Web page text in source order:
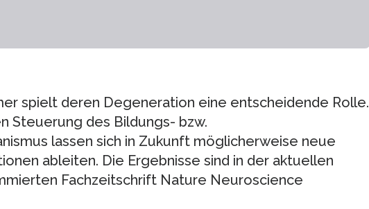
spielt deren Degeneration eine entscheidende Rolle.
Steuerung des Bildungs- bzw.
lassen sich in Zukunft möglicherweise neue
ableiten. Die Ergebnisse sind in der aktuellen
Fachzeitschrift Nature Neuroscience